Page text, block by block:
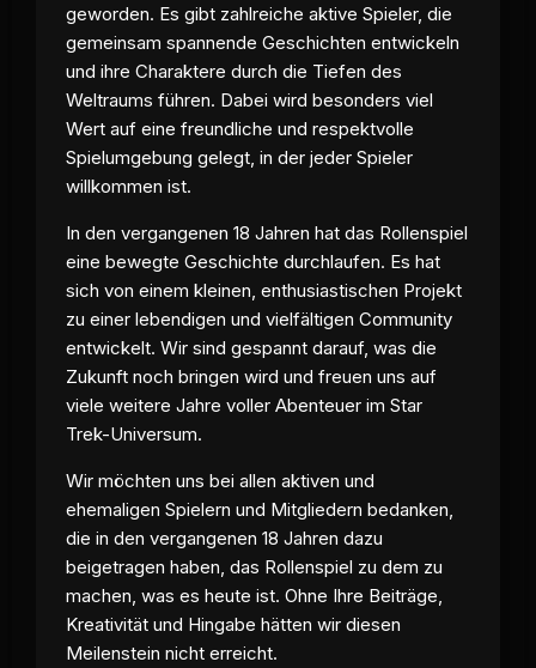
geworden. Es gibt zahlreiche aktive Spieler, die
gemeinsam spannende Geschichten entwickeln
und ihre Charaktere durch die Tiefen des
Weltraums führen. Dabei wird besonders viel
Wert auf eine freundliche und respektvolle
Spielumgebung gelegt, in der jeder Spieler
willkommen ist.
In den vergangenen 18 Jahren hat das Rollenspiel
eine bewegte Geschichte durchlaufen. Es hat
sich von einem kleinen, enthusiastischen Projekt
zu einer lebendigen und vielfältigen Community
entwickelt. Wir sind gespannt darauf, was die
Zukunft noch bringen wird und freuen uns auf
viele weitere Jahre voller Abenteuer im Star
Trek-Universum.
Wir möchten uns bei allen aktiven und
ehemaligen Spielern und Mitgliedern bedanken,
die in den vergangenen 18 Jahren dazu
beigetragen haben, das Rollenspiel zu dem zu
machen, was es heute ist. Ohne Ihre Beiträge,
Kreativität und Hingabe hätten wir diesen
Meilenstein nicht erreicht.